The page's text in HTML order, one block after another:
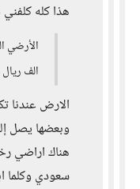
هذا كله كلفني حوالي 60
الف
وبعضها يصل
سعودي وكلما